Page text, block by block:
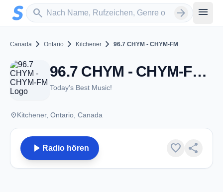
Zum Hauptinhalt springen
search
Sender suchen arrow_forward menu
Canada chevron_right Ontario chevron_right Kitchener chevron_right 96.7 CHYM - CHYM-FM
96.7 CHYM - CHYM-FM - FM 96.7 - Kitchener, ON
Today's Best Music!
placeKitchener, Ontario, Canada
play_arrow Radio hören favorite share